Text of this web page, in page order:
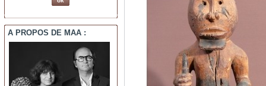
A PROPOS DE MAA :